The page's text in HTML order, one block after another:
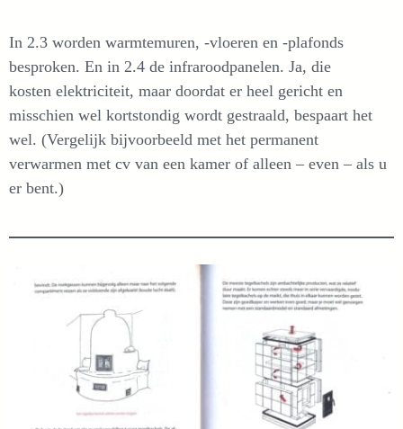
In 2.3 worden warmtemuren, -vloeren en -plafonds
besproken. En in 2.4 de infraroodpanelen. Ja, die
kosten elektriciteit, maar doordat er heel gericht en
misschien wel kortstondig wordt gestraald, bespaart het
wel. (Vergelijk bijvoorbeeld met het permanent
verwarmen met cv van een kamer of alleen – even – als u
er bent.)